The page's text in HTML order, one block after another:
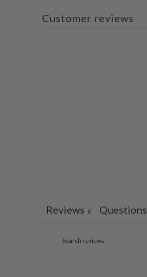
Customer reviews
Reviews 0 Questions